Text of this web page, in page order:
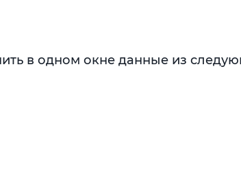
в одном окне данные из